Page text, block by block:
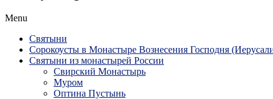
Menu
Святыни
Сорокоусты в Монастыре Вознесения Господня
Святыни из монастырей России
Свирский Монастырь
Муром
Оптина Пустынь